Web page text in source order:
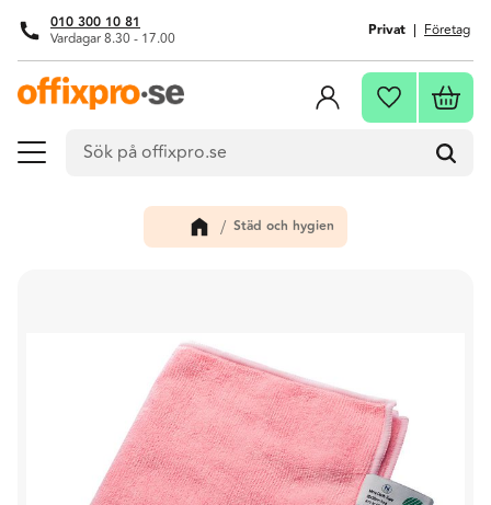
Meny
010 300 10 81
Vardagar 8.30 - 17.00 Privat Företag
Favoriter
Städ och hygien